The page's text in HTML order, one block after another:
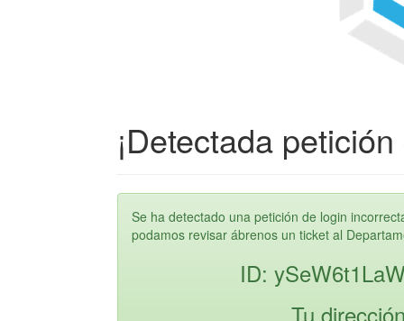
¡Detectada
Se ha detectado una petición de login
podamos revisar ábrenos un ticket al
ID:
Tu